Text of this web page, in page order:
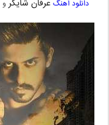
دانلود آهنگعرفان شایگر و